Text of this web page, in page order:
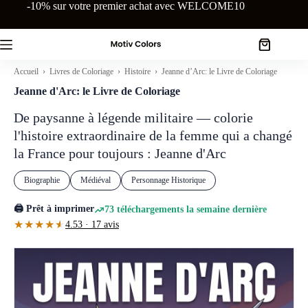
contenu
-10% sur votre premier achat avec WELCOME10
Panier
Accueil › Livres de Coloriage › Histoire › Jeanne d’Arc: le Livre de Coloriage
Jeanne d'Arc: le Livre de Coloriage
De paysanne à légende militaire — colorie
l'histoire extraordinaire de la femme qui a changé
la France pour toujours : Jeanne d'Arc
Biographie Médiéval Personnage Historique
🖨️ Prêt à imprimer 73 téléchargements la semaine dernière
★★★★★
★★★★★ 4.53 · 17 avis